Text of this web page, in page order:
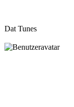
Dat Tunes